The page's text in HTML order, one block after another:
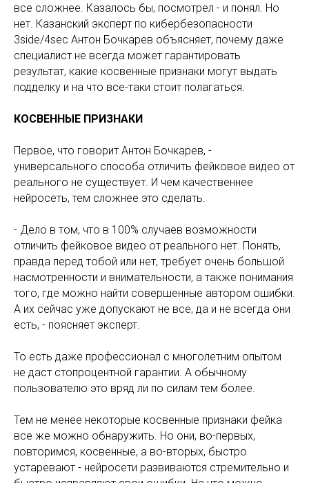
все сложнее. Казалось бы, посмотрел - и понял. Но
нет. Казанский эксперт по кибербезопасности
3side/4sec Антон Бочкарев объясняет, почему даже
специалист не всегда может гарантировать
результат, какие косвенные признаки могут выдать
подделку и на что все-таки стоит полагаться.
КОСВЕННЫЕ ПРИЗНАКИ
Первое, что говорит Антон Бочкарев, -
универсального способа отличить фейковое видео от
реального не существует. И чем качественнее
нейросеть, тем сложнее это сделать.
- Дело в том, что в 100% случаев возможности
отличить фейковое видео от реального нет. Понять,
правда перед тобой или нет, требует очень большой
насмотренности и внимательности, а также понимания
того, где можно найти совершенные автором ошибки.
А их сейчас уже допускают не все, да и не всегда они
есть, - поясняет эксперт.
То есть даже профессионал с многолетним опытом
не даст стопроцентной гарантии. А обычному
пользователю это вряд ли по силам тем более.
Тем не менее некоторые косвенные признаки фейка
все же можно обнаружить. Но они, во-первых,
повторимся, косвенные, а во-вторых, быстро
устаревают - нейросети развиваются стремительно и